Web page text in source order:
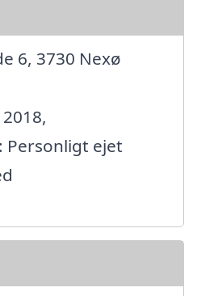
6, 3730 Nexø
Personligt ejet